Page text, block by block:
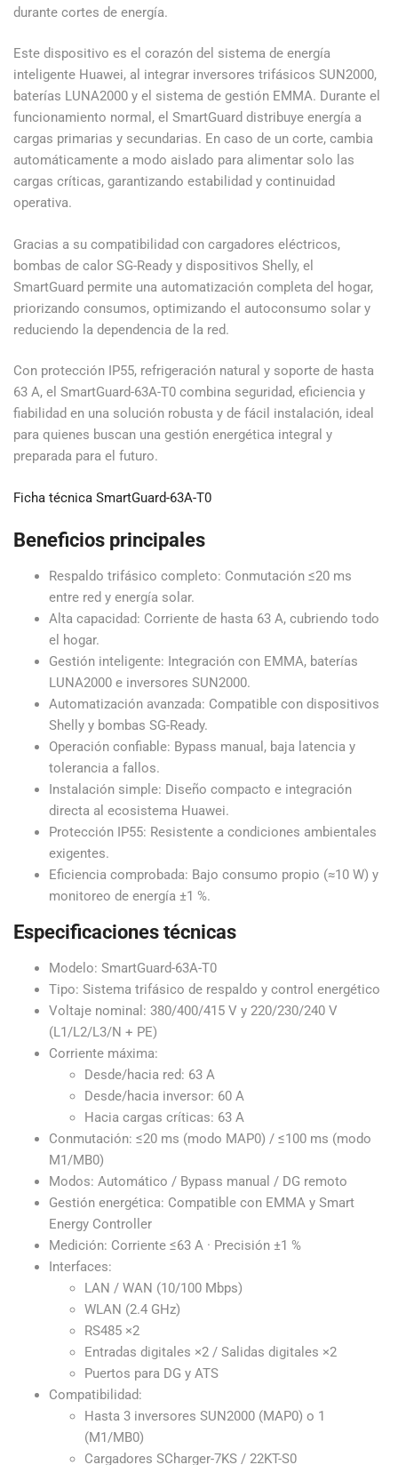
durante cortes de energía.
Este dispositivo es el corazón del sistema de energía
inteligente Huawei, al integrar inversores trifásicos SUN2000,
baterías LUNA2000 y el sistema de gestión EMMA. Durante el
funcionamiento normal, el SmartGuard distribuye energía a
cargas primarias y secundarias. En caso de un corte, cambia
automáticamente a modo aislado para alimentar solo las
cargas críticas, garantizando estabilidad y continuidad
operativa.
Gracias a su compatibilidad con cargadores eléctricos,
bombas de calor SG-Ready y dispositivos Shelly, el
SmartGuard permite una automatización completa del hogar,
priorizando consumos, optimizando el autoconsumo solar y
reduciendo la dependencia de la red.
Con protección IP55, refrigeración natural y soporte de hasta
63 A, el SmartGuard-63A-T0 combina seguridad, eficiencia y
fiabilidad en una solución robusta y de fácil instalación, ideal
para quienes buscan una gestión energética integral y
preparada para el futuro.
Ficha técnica SmartGuard-63A-T0
Beneficios principales
Respaldo trifásico completo: Conmutación ≤20 ms
entre red y energía solar.
Alta capacidad: Corriente de hasta 63 A, cubriendo todo
el hogar.
Gestión inteligente: Integración con EMMA, baterías
LUNA2000 e inversores SUN2000.
Automatización avanzada: Compatible con dispositivos
Shelly y bombas SG-Ready.
Operación confiable: Bypass manual, baja latencia y
tolerancia a fallos.
Instalación simple: Diseño compacto e integración
directa al ecosistema Huawei.
Protección IP55: Resistente a condiciones ambientales
exigentes.
Eficiencia comprobada: Bajo consumo propio (≈10 W) y
monitoreo de energía ±1 %.
Especificaciones técnicas
Modelo: SmartGuard-63A-T0
Tipo: Sistema trifásico de respaldo y control energético
Voltaje nominal: 380/400/415 V y 220/230/240 V
(L1/L2/L3/N + PE)
Corriente máxima:
Desde/hacia red: 63 A
Desde/hacia inversor: 60 A
Hacia cargas críticas: 63 A
Conmutación: ≤20 ms (modo MAP0) / ≤100 ms (modo
M1/MB0)
Modos: Automático / Bypass manual / DG remoto
Gestión energética: Compatible con EMMA y Smart
Energy Controller
Medición: Corriente ≤63 A · Precisión ±1 %
Interfaces:
LAN / WAN (10/100 Mbps)
WLAN (2.4 GHz)
RS485 ×2
Entradas digitales ×2 / Salidas digitales ×2
Puertos para DG y ATS
Compatibilidad:
Hasta 3 inversores SUN2000 (MAP0) o 1
(M1/MB0)
Cargadores SCharger-7KS / 22KT-S0